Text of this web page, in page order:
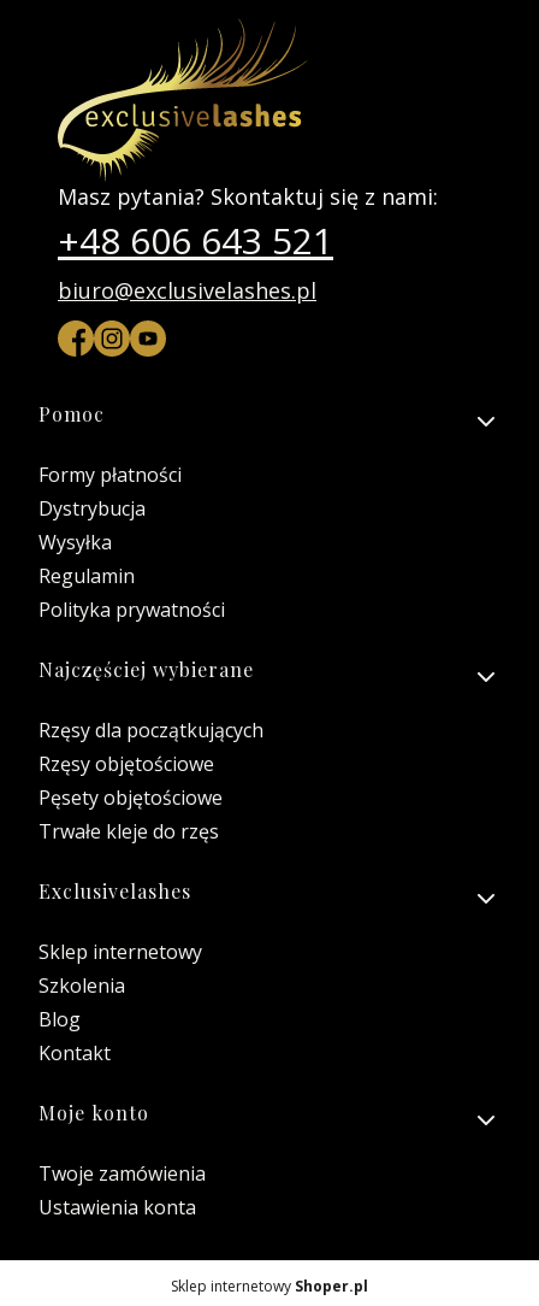
Masz pytania? Skontaktuj się z nami:
+48 606 643 521
biuro@exclusivelashes.pl
Linki w stopce
Pomoc
Formy płatności
Dystrybucja
Wysyłka
Regulamin
Polityka prywatności
Najczęściej wybierane
Rzęsy dla początkujących
Rzęsy objętościowe
Pęsety objętościowe
Trwałe kleje do rzęs
Exclusivelashes
Sklep internetowy
Szkolenia
Blog
Kontakt
Moje konto
Twoje zamówienia
Ustawienia konta
Sklep internetowy Shoper.pl